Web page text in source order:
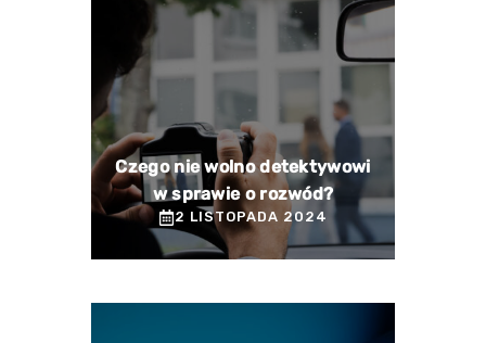
Czego nie wolno detektywowi
w sprawie o rozwód?
2 LISTOPADA 2024